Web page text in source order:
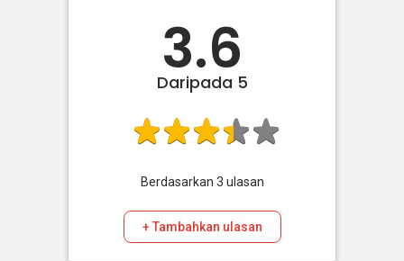
3.6
Daripada 5
Berdasarkan 3 ulasan
+ Tambahkan ulasan